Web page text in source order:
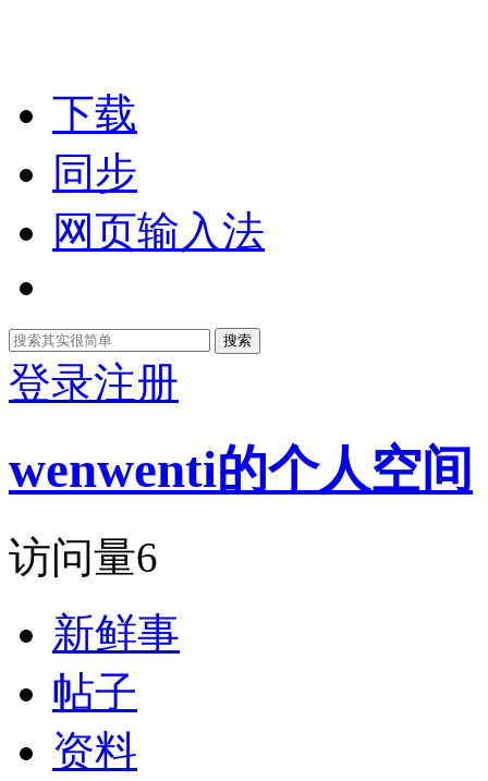
下载
同步
网页输入法
搜索
登录注册
wenwenti的个人空间
访问量6
新鲜事
帖子
资料